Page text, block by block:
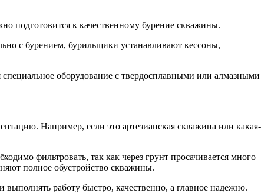
подготовится к качественному бурение скважины.
с бурением, бурильщики устанавливают кессоны,
оборудование с твердосплавными или алмазными
Например, если это артезианская скважина или какая-
фильтровать, так как через грунт просачивается много
полное обустройство скважины.
работу быстро, качественно, а главное надежно.